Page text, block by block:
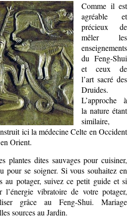
Comme il est
agréable et
précieux de
mêler les
enseignements
du Feng-Shui
et ceux de
l’art sacré des
Druides.
L’approche à
la nature étant
similaire,
ici la médecine Celte en Occident
Orient.
plantes dites sauvages pour cuisiner,
pour se soigner. Si vous souhaitez en
au potager, suivez ce petit guide et si
l’énergie vibratoire de votre potager,
grâce au Feng-Shui. Mariage
sources au Jardin.